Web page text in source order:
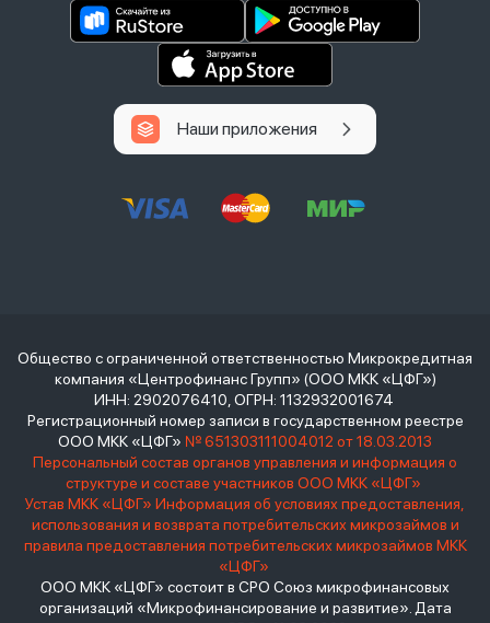
Наши приложения
Общество с ограниченной ответственностью Микрокредитная
компания «Центрофинанс Групп» (ООО МКК «ЦФГ»)
ИНН: 2902076410, ОГРН: 1132932001674
Регистрационный номер записи в государственном реестре
ООО МКК «ЦФГ» № 651303111004012 от 18.03.2013
Персональный состав органов управления и информация о
структуре и составе участников ООО МКК «ЦФГ»
Устав МКК «ЦФГ» Информация об условиях предоставления,
использования и возврата потребительских микрозаймов и
правила предоставления потребительских микрозаймов МКК
«ЦФГ»
ООО МКК «ЦФГ» состоит в СРО Союз микрофинансовых
организаций «Микрофинансирование и развитие». Дата